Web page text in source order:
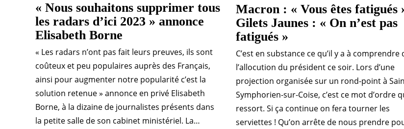
« Nous souhaitons supprimer tous
les radars d’ici 2023 » annonce
Elisabeth Borne
« Les radars n’ont pas fait leurs preuves, ils sont
coûteux et peu populaires auprès des Français,
ainsi pour augmenter notre popularité c’est la
solution retenue » annonce en privé Elisabeth
Borne, à la dizaine de journalistes présents dans
la petite salle de son cabinet ministériel. La…
Macron : « Vous êtes fatigués
Gilets Jaunes : « On n’est pas
fatigués »
C’est en substance ce qu’il y a à comprendre
l’allocution du président ce soir. Lors d’une
projection organisée sur un rond-point à
Symphorien-sur-Coise, c’est ce mot d’ordre
ressort. Si ça continue on fera tourner les
serviettes ! Qu’on arrête de nous prendre